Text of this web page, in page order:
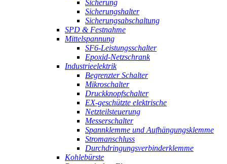
Sicherung
Sicherungshalter
Sicherungsabschaltung
SPD & Festnahme
Mittelspannung
SF6-Leistungsschalter
Epoxid-Netzschrank
Industrieelektrik
Begrenzter Schalter
Mikroschalter
Druckknopfschalter
EX-geschützte elektrische
Netzteilsteuerung
Messerschalter
Spannklemme und Aufhängungsklemme
Stromanschluss
Durchdringungsverbinderklemme
Kohlebürste